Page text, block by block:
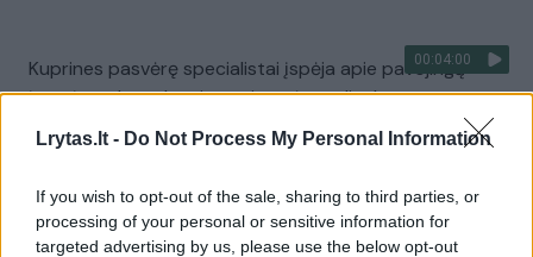
Lrytas.lt - Do Not Process My Personal Information
If you wish to opt-out of the sale, sharing to third parties, or
processing of your personal or sensitive information for
targeted advertising by us, please use the below opt-out
00:04:00
Kuprines pasvėrę specialistai įspėja apie pavojingą
įprotį: tą daro daugiau nei pusė pradinukų
Žinios | Lietuvos diena
Visi įrašai